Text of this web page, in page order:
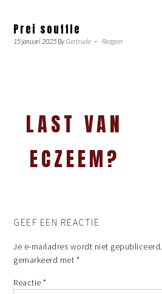
Prei souffle
15 januari 2025ByGertrude Reageer
LAST VAN
ECZEEM?
GEEF EEN REACTIE
Je e-mailadres wordt niet gepubliceerd.
gemarkeerd met *
Reactie*